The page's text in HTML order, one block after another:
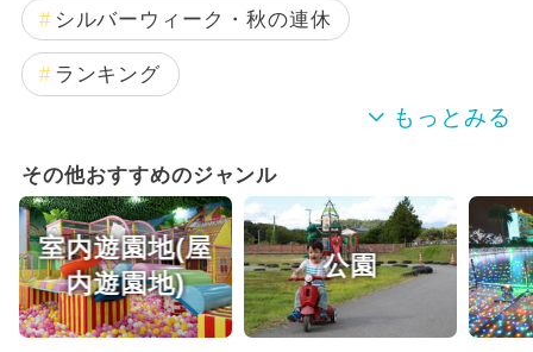
シルバーウィーク・秋の連休
ランキング
水遊び
冬休み 春休み 手作り体験
職業体験 アウトドア
夏休み（格安） 夏休み（涼しい）
その他おすすめのジャンル
室内遊園地(屋
内遊園地)
公園